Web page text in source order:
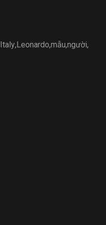
Italy,Leonardo,mẫu,người,